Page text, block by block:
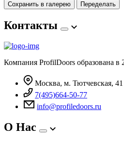
Сохранить в галерею Переделать
Контакты
Компания ProfilDoors образована в
Москва, м. Тютчевская,
7(495)664-50-77
info@profiledoors.ru
О Нас